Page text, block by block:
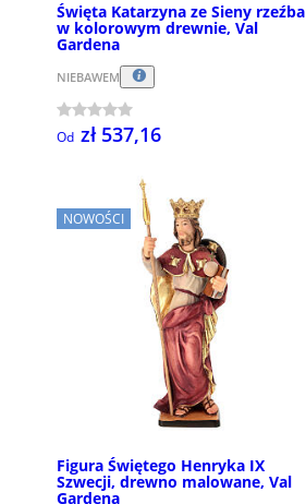
Święta Katarzyna ze Sieny rzeźba
w kolorowym drewnie, Val
Gardena
NIEBAWEM
Od zł 537,16
NOWOŚCI
Figura Świętego Henryka IX
Szwecji, drewno malowane, Val
Gardena